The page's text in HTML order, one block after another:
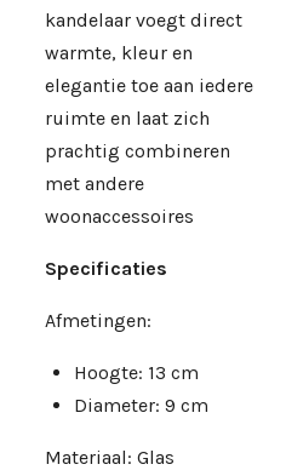
kandelaar voegt direct
warmte, kleur en
elegantie toe aan iedere
ruimte en laat zich
prachtig combineren
met andere
woonaccessoires
Specificaties
Afmetingen:
Hoogte: 13 cm
Diameter: 9 cm
Materiaal: Glas